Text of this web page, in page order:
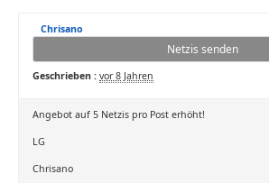
Chrisano
Netzis senden
Geschrieben : vor 8 Jahren
Angebot auf 5 Netzis pro Post erhöht!
LG
Chrisano